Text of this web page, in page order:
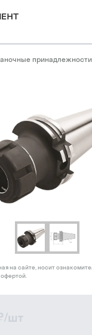
/шт
на сайте, носит
офертой.